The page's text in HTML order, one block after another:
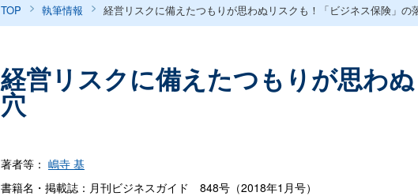
TOP 執筆情報 経営リスクに備えたつもりが思わぬリスクも！「ビジネス保険」の
経営リスクに備えたつもりが思わ
穴
著者等： 嶋寺 基
書籍名・掲載誌：月刊ビジネスガイド 848号（2018年1月号）